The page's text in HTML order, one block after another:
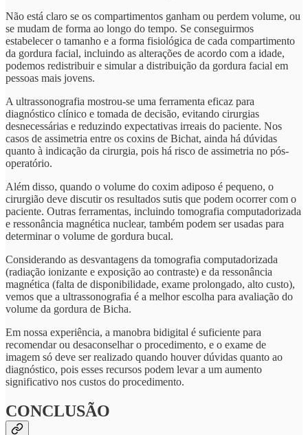
Não está claro se os compartimentos ganham ou perdem volume, ou
se mudam de forma ao longo do tempo. Se conseguirmos
estabelecer o tamanho e a forma fisiológica de cada compartimento
da gordura facial, incluindo as alterações de acordo com a idade,
podemos redistribuir e simular a distribuição da gordura facial em
pessoas mais jovens.
A ultrassonografia mostrou-se uma ferramenta eficaz para
diagnóstico clínico e tomada de decisão, evitando cirurgias
desnecessárias e reduzindo expectativas irreais do paciente. Nos
casos de assimetria entre os coxins de Bichat, ainda há dúvidas
quanto à indicação da cirurgia, pois há risco de assimetria no pós-
operatório.
Além disso, quando o volume do coxim adiposo é pequeno, o
cirurgião deve discutir os resultados sutis que podem ocorrer com o
paciente. Outras ferramentas, incluindo tomografia computadorizada
e ressonância magnética nuclear, também podem ser usadas para
determinar o volume de gordura bucal.
Considerando as desvantagens da tomografia computadorizada
(radiação ionizante e exposição ao contraste) e da ressonância
magnética (falta de disponibilidade, exame prolongado, alto custo),
vemos que a ultrassonografia é a melhor escolha para avaliação do
volume da gordura de Bicha.
Em nossa experiência, a manobra bidigital é suficiente para
recomendar ou desaconselhar o procedimento, e o exame de
imagem só deve ser realizado quando houver dúvidas quanto ao
diagnóstico, pois esses recursos podem levar a um aumento
significativo nos custos do procedimento.
CONCLUSÃO